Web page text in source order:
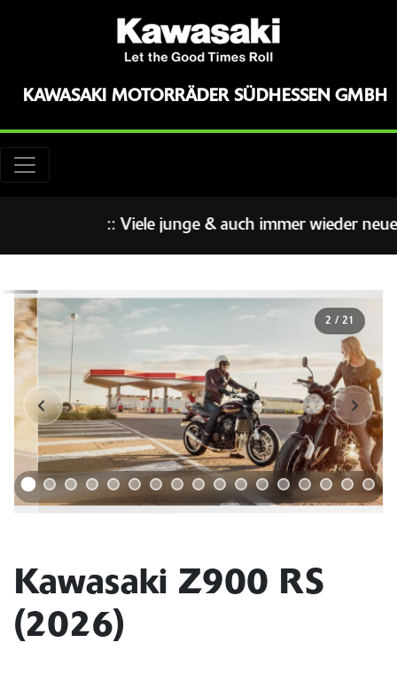
KAWASAKI MOTORRÄDER SÜDHESSEN GMBH
:: Viele junge & auch immer wieder neue
3 / 21
Kawasaki Z900 RS
(2026)